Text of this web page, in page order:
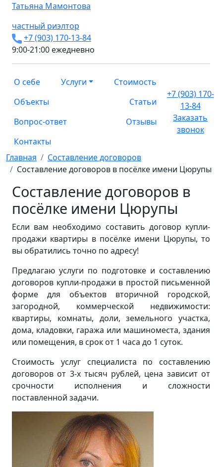
Татьяна Мамонтова
частный риэлтор
+7 (903) 170-13-84
9:00-21:00 ежедневно
О себе Услуги
Стоимость
Объекты
Статьи
Вопрос-ответ
Отзывы
Контакты
+7 (903) 170-
13-84
Заказать
звонок
Главная
Составление договоров
Составление договоров в посёлке имени Цюрупы
Составление договоров в
посёлке имени Цюрупы
Если вам необходимо составить договор купли-
продажи квартиры в посёлке имени Цюрупы, то
вы обратились точно по адресу!
Предлагаю услуги по подготовке и составлению
договоров купли-продажи в простой письменной
форме для объектов вторичной городской,
загородной, коммерческой недвижимости:
квартиры, комнаты, доли, земельного участка,
дома, кладовки, гаража или машиноместа, здания
или помещения, в срок от 1 часа до 1 суток.
Стоимость услуг специалиста по составлению
договоров от 3-х тысяч рублей, цена зависит от
срочности исполнения и сложности
поставленной задачи.